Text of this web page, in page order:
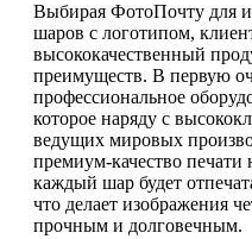
Выбирая ФотоПочту для
шаров с логотипом,
высококачественный
преимуществ. В первую
профессиональное
которое наряду с
ведущих мировых
премиум-качество печати
каждый шар будет
что делает изображения
прочным и долговечным.